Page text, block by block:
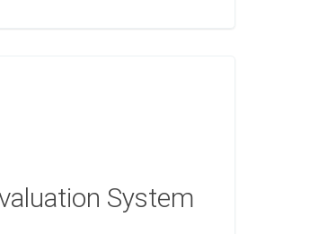
System